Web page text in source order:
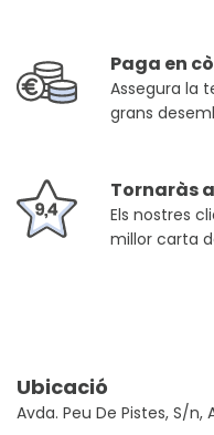
Paga en
Assegura la
grans
Tornaràs
Els nostres
millor carta
Ubicació
Avda. Peu De Pistes, S/n,